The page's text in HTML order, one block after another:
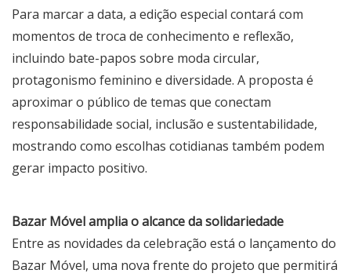
Para marcar a data, a edição especial contará com
momentos de troca de conhecimento e reflexão,
incluindo bate-papos sobre moda circular,
protagonismo feminino e diversidade. A proposta é
aproximar o público de temas que conectam
responsabilidade social, inclusão e sustentabilidade,
mostrando como escolhas cotidianas também podem
gerar impacto positivo.
Bazar Móvel amplia o alcance da solidariedade
Entre as novidades da celebração está o lançamento do
Bazar Móvel, uma nova frente do projeto que permitirá